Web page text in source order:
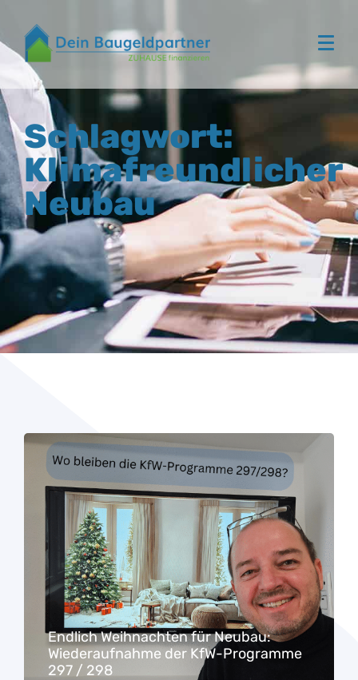
Schlagwort:
Klimafreundlicher
Neubau
Endlich Weihnachten für Neubau:
Wiederaufnahme der KfW-Programme
297 / 298